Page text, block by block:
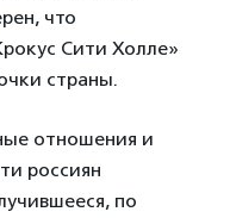
что
Сити Холле»
страны.
отношения и
россиян
по